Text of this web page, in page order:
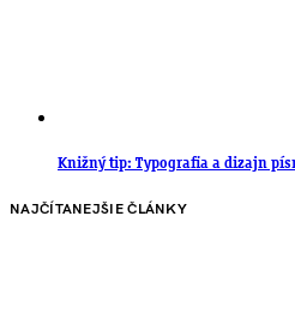
Knižný tip: Typografia a dizajn
NAJČÍTANEJŠIE ČLÁNKY